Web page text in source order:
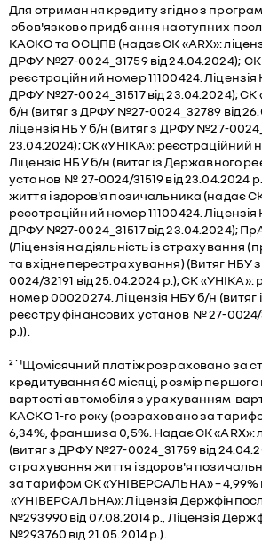
Для отримання кредиту згідно з
обов'язково придбання наступних
КАСКО та ОСЦПВ (надає СК «ARX»:
ДРФУ №27-0024_31759 від 24.04.2024);
реєстраційний номер 11100424. Ліцензія
ДРФУ №27-0024_31517 від 23.04.2024); СК
б/н (витяг з ДРФУ №27-0024_32789 від
ліцензія НБУ б/н (витяг з ДРФУ №27-
23.04.2024); СК «УНІКА»: реєстраційний
Ліцензія НБУ б/н (витяг із Державного
установ № 27-0024/31519 від 23.04.2024
життя і здоров'я позичальника (надає
реєстраційний номер 11100424. Ліцензія
ДРФУ №27-0024_31517 від 23.04.2024);
(Ліцензія на діяльність із страхування
та вхідне перестрахування) (Витяг
0024/32191 від 25.04.2024 р.); СК
номер 00020274. Ліцензія НБУ б/н (витяг
реєстру фінансових установ № 27-0024/
р.)).
²˙¹Щомісячний платіж розраховано за
кредитування 60 місяці, розмір першого
вартості автомобіля з урахуванням
КАСКО 1-го року (розраховано за
6,34%, франшиза 0,5%. Надає СК «ARX»:
(витяг з ДРФУ №27-0024_31759 від
страхування життя і здоров'я
за тарифом СК «УНІВЕРСАЛЬНА» – 4,99%
«УНІВЕРСАЛЬНА»: Ліцензія
№293990 від 07.08.2014 р., Ліцензія
№293760 від 21.05.2014 р.).